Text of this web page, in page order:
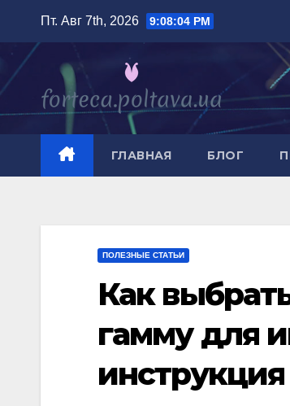
содержимому
Пт. Авг 7th, 2026 9:08:06 PM
ГЛАВНАЯ БЛОГ
ПОЛЕЗНЫЕ СТАТЬИ
Как
гамму для
инструкция